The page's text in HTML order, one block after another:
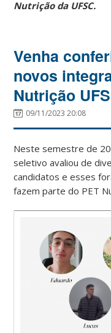
Nutrição da UFSC.
Venha
novos
Nutrição
09/11/2023 20:08
Neste semestre de
seletivo avaliou de
candidatos e esses
fazem parte do PET